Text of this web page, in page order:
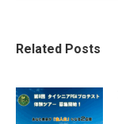
Related Posts